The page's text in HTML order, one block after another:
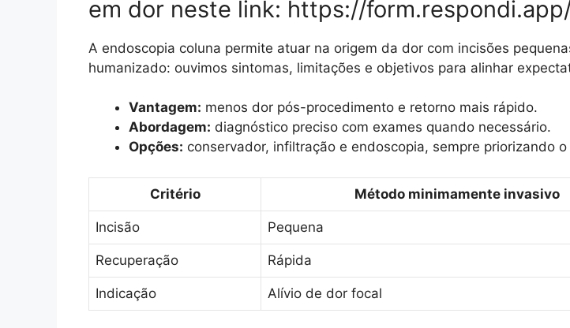
em dor neste link: https://
A endoscopia coluna permite atuar na origem da dor com incisões
humanizado: ouvimos sintomas, limitações e objetivos para alinhar
Vantagem: menos dor pós-procedimento e retorno mais rápido.
Abordagem: diagnóstico preciso com exames quando necessário.
Opções: conservador, infiltração e endoscopia, sempre priorizando
Critério Método minimamente invasivo
Incisão Pequena
Recuperação Rápida
Indicação Alívio de dor focal